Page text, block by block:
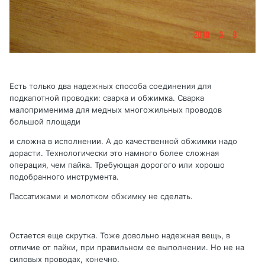
Есть только два надежных способа соединения для
подкапотной проводки: сварка и обжимка. Сварка
малоприменима для медных многожильных проводов
большой площади
и сложна в исполнении. А до качественной обжимки надо
дорасти. Технологически это намного более сложная
операция, чем пайка. Требующая дорогого или хорошо
подобранного инструмента.
Пассатижами и молотком обжимку не сделать.
Остается еще скрутка. Тоже довольно надежная вещь, в
отличие от пайки, при правильном ее выполнении. Но не на
силовых проводах, конечно.